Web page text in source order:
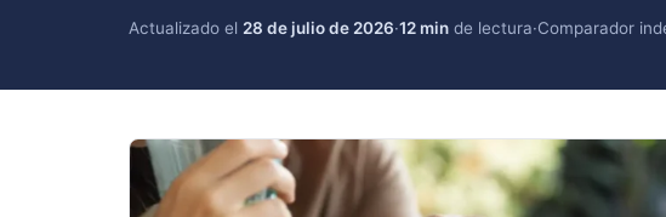
Actualizado el 28 de julio de 2026·12 min de lectura·Comparador